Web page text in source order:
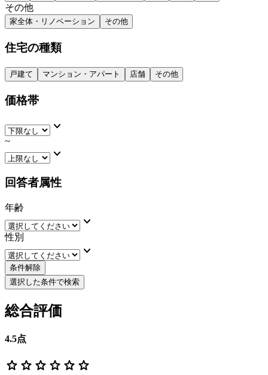
その他
家全体・リノベーション その他
住宅の種類
戸建て マンション・アパート 店舗 その他
価格帯
keyboard_arrow_down
~
keyboard_arrow_down
回答者属性
年齢
keyboard_arrow_down
性別
keyboard_arrow_down
条件解除
選択した条件で検索
総合評価
4.5点
star star star star star star